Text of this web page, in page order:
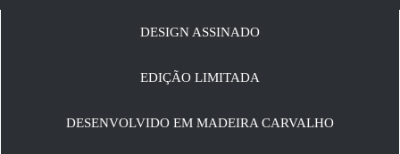
DESIGN ASSINADO
EDIÇÃO LIMITADA
DESENVOLVIDO EM MADEIRA CARVALHO